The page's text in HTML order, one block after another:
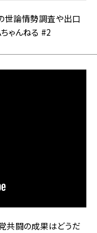
世論情勢調査や出口
ゃんねる #2
共闘の成果はどうだ